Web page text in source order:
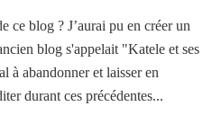
ce blog ? J’aurai pu en créer un
blog s'appelait "Katele et ses
à abandonner et laisser en
durant ces précédentes...